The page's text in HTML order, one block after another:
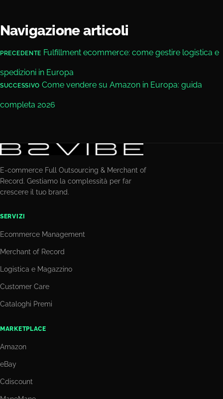
Navigazione articoli
PRECEDENTE Fulfillment ecommerce: come gestire logistica e
spedizioni in Europa
SUCCESSIVO Come vendere su Amazon in Europa: guida
completa 2026
E-commerce Full Outsourcing & Merchant of
Record. Gestiamo la complessità per far
crescere il tuo brand.
SERVIZI
Ecommerce Management
Merchant of Record
Logistica e Magazzino
Customer Care
Cataloghi Premi
MARKETPLACE
Amazon
eBay
Cdiscount